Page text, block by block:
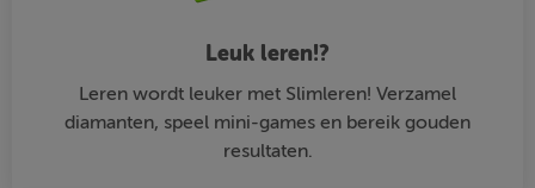
Leuk leren!?
Leren wordt leuker met Slimleren! Verzamel
diamanten, speel mini-games en bereik gouden
resultaten.